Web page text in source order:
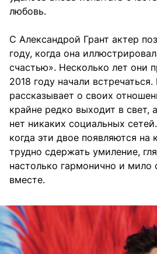
любовь.
С Александрой Грант актер
году, когда она
счастью». Несколько лет они
2018 году начали
рассказывает о своих
крайне редко выходит в свет,
нет никаких социальных
когда эти двое появляются на
трудно сдержать умиление,
настолько гармонично и мило
вместе.